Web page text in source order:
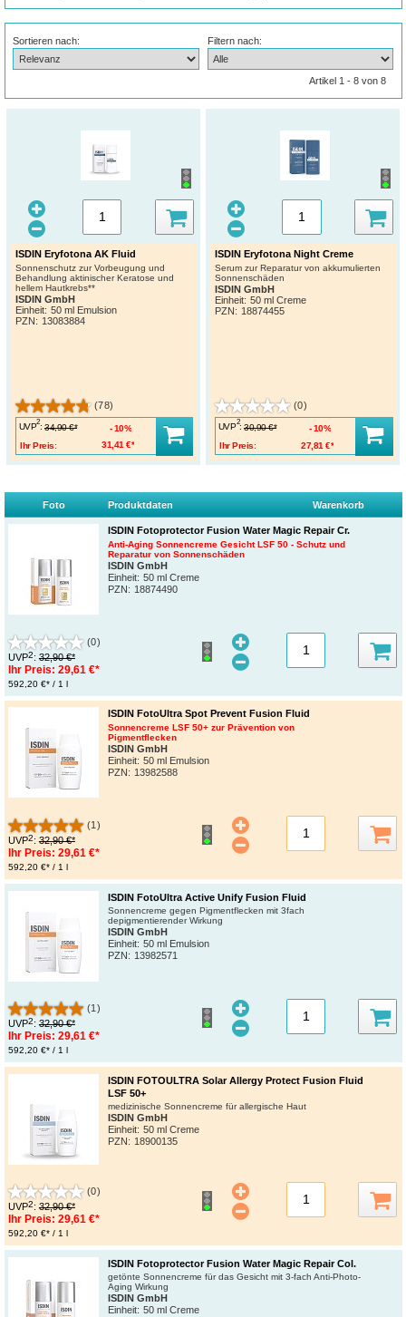
Sortieren nach: Filtern nach:
Artikel 1 - 8 von 8
ISDIN Eryfotona AK Fluid
Sonnenschutz zur Vorbeugung und
Behandlung aktinischer Keratose und
hellem Hautkrebs**
ISDIN GmbH
Einheit: 50 ml Emulsion
PZN: 13083884
(78)
UVP
2
: 34,90 €*
Ihr Preis:
31,41 €*
10%
ISDIN Eryfotona Night Creme
Serum zur Reparatur von akkumulierten
Sonnenschäden
ISDIN GmbH
Einheit: 50 ml Creme
PZN: 18874455
(0)
UVP
2
: 30,90 €*
Ihr Preis:
27,81 €*
10%
Foto Produktdaten Warenkorb
ISDIN Fotoprotector Fusion Water Magic Repair Cr.
Anti-Aging Sonnencreme Gesicht LSF 50 - Schutz und
Reparatur von Sonnenschäden
ISDIN GmbH
Einheit: 50 ml Creme
PZN: 18874490
(0)
UVP2: 32,90 €*
Ihr Preis: 29,61 €*
592,20 €* / 1 l
ISDIN FotoUltra Spot Prevent Fusion Fluid
Sonnencreme LSF 50+ zur Prävention von
Pigmentflecken
ISDIN GmbH
Einheit: 50 ml Emulsion
PZN: 13982588
(1)
UVP2: 32,90 €*
Ihr Preis: 29,61 €*
592,20 €* / 1 l
ISDIN FotoUltra Active Unify Fusion Fluid
Sonnencreme gegen Pigmentflecken mit 3fach
depigmentierender Wirkung
ISDIN GmbH
Einheit: 50 ml Emulsion
PZN: 13982571
(1)
UVP2: 32,90 €*
Ihr Preis: 29,61 €*
592,20 €* / 1 l
ISDIN FOTOULTRA Solar Allergy Protect Fusion Fluid
LSF 50+
medizinische Sonnencreme für allergische Haut
ISDIN GmbH
Einheit: 50 ml Creme
PZN: 18900135
(0)
UVP2: 32,90 €*
Ihr Preis: 29,61 €*
592,20 €* / 1 l
ISDIN Fotoprotector Fusion Water Magic Repair Col.
getönte Sonnencreme für das Gesicht mit 3-fach Anti-Photo-
Aging Wirkung
ISDIN GmbH
Einheit: 50 ml Creme